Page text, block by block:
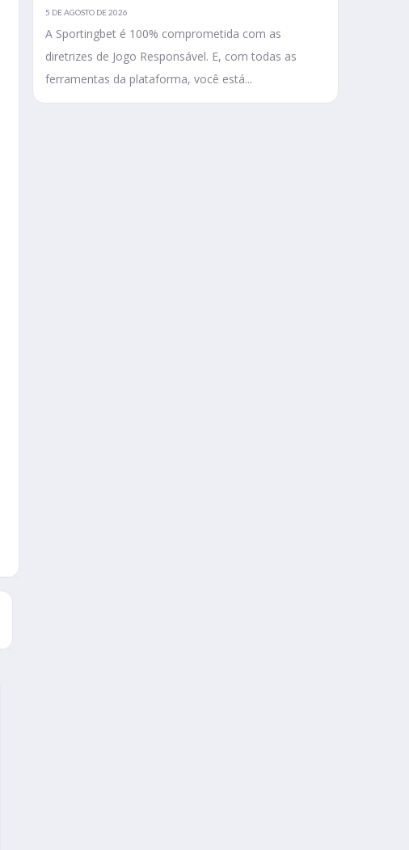
5 DE AGOSTO DE 2026
A Sportingbet é 100% comprometida com as
diretrizes de Jogo Responsável. E, com todas as
ferramentas da plataforma, você está...